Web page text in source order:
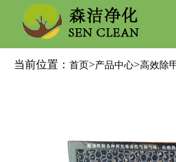
当前位置： 首页>产品中心>高效除